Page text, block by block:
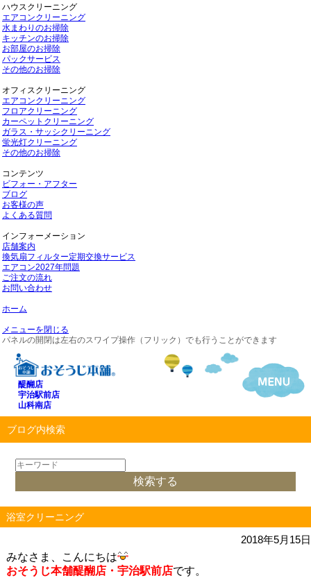
ハウスクリーニング
エアコンクリーニング
水まわりのお掃除
キッチンのお掃除
お部屋のお掃除
パックサービス
その他のお掃除
オフィスクリーニング
エアコンクリーニング
フロアクリーニング
カーペットクリーニング
ガラス・サッシクリーニング
蛍光灯クリーニング
その他のお掃除
コンテンツ
ビフォー・アフター
ブログ
お客様の声
よくある質問
インフォーメーション
店舗案内
換気扇フィルター定期交換サービス
エアコン2027年問題
ご注文の流れ
お問い合わせ
ホーム
メニューを閉じる
パネルの開閉は左右のスワイプ操作（フリック）でも行うことができます
醍醐店
宇治駅前店
山科南店
ブログ内検索
浴室クリーニング
2018年5月15日
みなさま、こんにちは
おそうじ本舗醍醐店・宇治駅前店です。